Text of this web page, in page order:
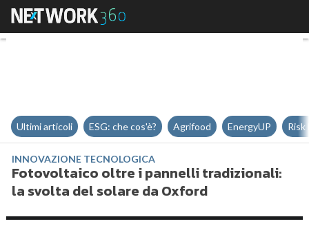
Fotovoltaico oltre i pannelli
Ultimi articoli ESG: che cos'è? Agrifood EnergyUP Risk
INNOVAZIONE TECNOLOGICA
Fotovoltaico oltre i pannelli tradizionali:
la svolta del solare da Oxford